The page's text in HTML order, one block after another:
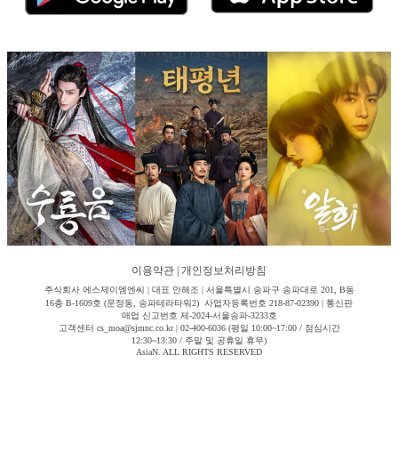
이용약관 개인정보처리방침
주식회사 에스제이엠엔씨 | 대표 안해조 | 서울특별시 송파구 송파대로 201, B동
16층 B-1609호 (문정동, 송파테라타워2) 사업자등록번호 218-87-02390 | 통신판
매업 신고번호 제-2024-서울송파-3233호
고객센터 cs_moa@sjmnc.co.kr | 02-400-6036 (평일 10:00~17:00 / 점심시간
12:30~13:30 / 주말 및 공휴일 휴무)
AsiaN. ALL RIGHTS RESERVED